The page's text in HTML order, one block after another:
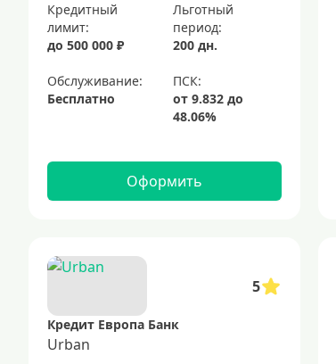
Кредитный
лимит:
до 500 000 ₽
Льготный
период:
200 дн.
Обслуживание:
Бесплатно
Оформить
5
Кредит Европа Банк
Urban